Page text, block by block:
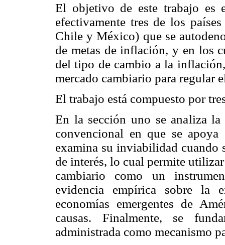
El objetivo de este trabajo es
efectivamente tres de los
Chile y México) que se
de metas de inflación, y en los
del tipo de cambio a la
mercado cambiario para regular
El trabajo está compuesto por
En la sección uno se analiza
convencional en que se
examina su inviabilidad cuando
de interés, lo cual permite
cambiario como un
evidencia empírica sobre la
economías emergentes de
causas. Finalmente, se
administrada como mecanismo